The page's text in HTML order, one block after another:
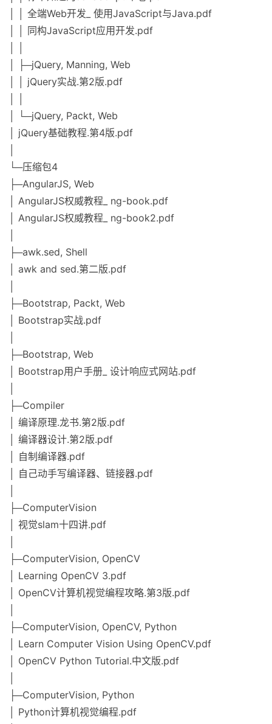
│ │ 全端Web开发_ 使用JavaScript与Java.pdf
│ │ 同构JavaScript应用开发.pdf
│ ├─jQuery, Manning, Web
│ │ jQuery实战.第2版.pdf
│ └─jQuery, Packt, Web
│ jQuery基础教程.第4版.pdf
└─压缩包4
├─AngularJS, Web
│ AngularJS权威教程_ ng-book.pdf
│ AngularJS权威教程_ ng-book2.pdf
├─awk.sed, Shell
│ awk and sed.第二版.pdf
├─Bootstrap, Packt, Web
│ Bootstrap实战.pdf
├─Bootstrap, Web
│ Bootstrap用户手册_ 设计响应式网站.pdf
├─Compiler
│ 编译原理.龙书.第2版.pdf
│ 编译器设计.第2版.pdf
│ 自制编译器.pdf
│ 自己动手写编译器、链接器.pdf
├─ComputerVision
│ 视觉slam十四讲.pdf
├─ComputerVision, OpenCV
│ Learning OpenCV 3.pdf
│ OpenCV计算机视觉编程攻略.第3版.pdf
├─ComputerVision, OpenCV, Python
│ Learn Computer Vision Using OpenCV.pdf
│ OpenCV Python Tutorial.中文版.pdf
├─ComputerVision, Python
│ Python计算机视觉编程.pdf